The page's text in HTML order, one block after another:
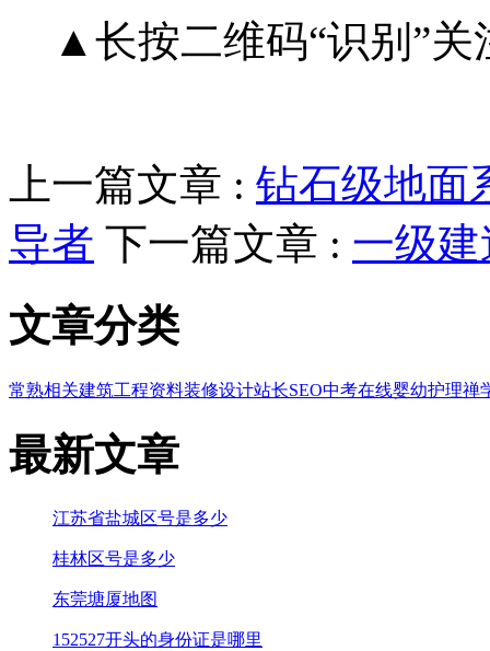
▲长按二维码“识别”关
上一篇文章 : 钻石级地面
导者 下一篇文章 : 一级
文章分类
常熟相关建筑工程资料装修设计站长SEO中考在线婴幼护理禅
最新文章
江苏省盐城区号是多少
桂林区号是多少
东莞塘厦地图
152527开头的身份证是哪里